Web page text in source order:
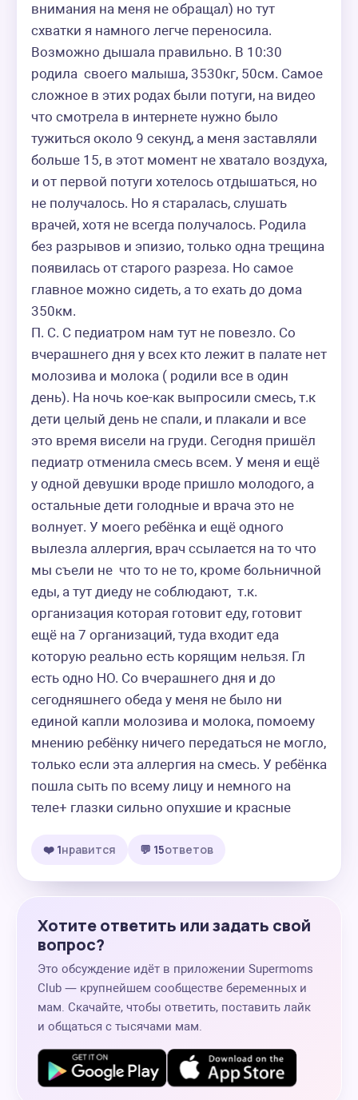
внимания на меня не обращал) но тут
схватки я намного легче переносила.
Возможно дышала правильно. В 10:30
родила  своего малыша, 3530кг, 50см. Самое
сложное в этих родах были потуги, на видео
что смотрела в интернете нужно было
тужиться около 9 секунд, а меня заставляли
больше 15, в этот момент не хватало воздуха,
и от первой потуги хотелось отдышаться, но
не получалось. Но я старалась, слушать
врачей, хотя не всегда получалось. Родила
без разрывов и эпизио, только одна трещина
появилась от старого разреза. Но самое
главное можно сидеть, а то ехать до дома
350км.
П. С. С педиатром нам тут не повезло. Со
вчерашнего дня у всех кто лежит в палате нет
молозива и молока ( родили все в один
день). На ночь кое-как выпросили смесь, т.к
дети целый день не спали, и плакали и все
это время висели на груди. Сегодня пришёл
педиатр отменила смесь всем. У меня и ещё
у одной девушки вроде пришло молодого, а
остальные дети голодные и врача это не
волнует. У моего ребёнка и ещё одного
вылезла аллергия, врач ссылается на то что
мы съели не  что то не то, кроме больничной
еды, а тут диеду не соблюдают,  т.к.
организация которая готовит еду, готовит
ещё на 7 организаций, туда входит еда
которую реально есть корящим нельзя. Гл
есть одно НО. Со вчерашнего дня и до
сегодняшнего обеда у меня не было ни
единой капли молозива и молока, помоему
мнению ребёнку ничего передаться не могло,
только если эта аллергия на смесь. У ребёнка
пошла сыть по всему лицу и немного на
теле+ глазки сильно опухшие и красные
❤️ 1нравится 💬 15ответов
Хотите ответить или задать свой
вопрос?
Это обсуждение идёт в приложении Supermoms
Club — крупнейшем сообществе беременных и
мам. Скачайте, чтобы ответить, поставить лайк
и общаться с тысячами мам.